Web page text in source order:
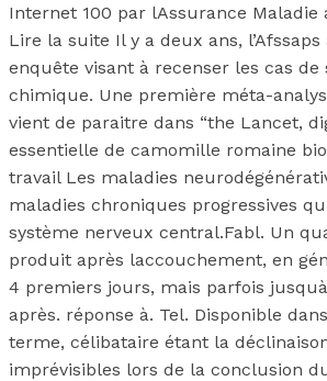
Internet 100 par lAssurance Maladie
Lire la suite Il y a deux ans, l’Afssaps
enquête visant à recenser les cas de
chimique. Une première méta-
vient de paraitre dans “the Lancet,
essentielle de camomille romaine
travail Les maladies
maladies chroniques progressives
système nerveux central.Fabl. Un
produit après laccouchement, en
4 premiers jours, mais parfois
après. réponse à. Tel. Disponible
terme, célibataire étant la
imprévisibles lors de la conclusion